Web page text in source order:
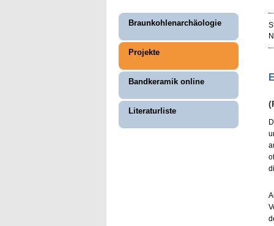
Braunkohlenarchäologie
Projekte
Bandkeramik online
Literaturliste